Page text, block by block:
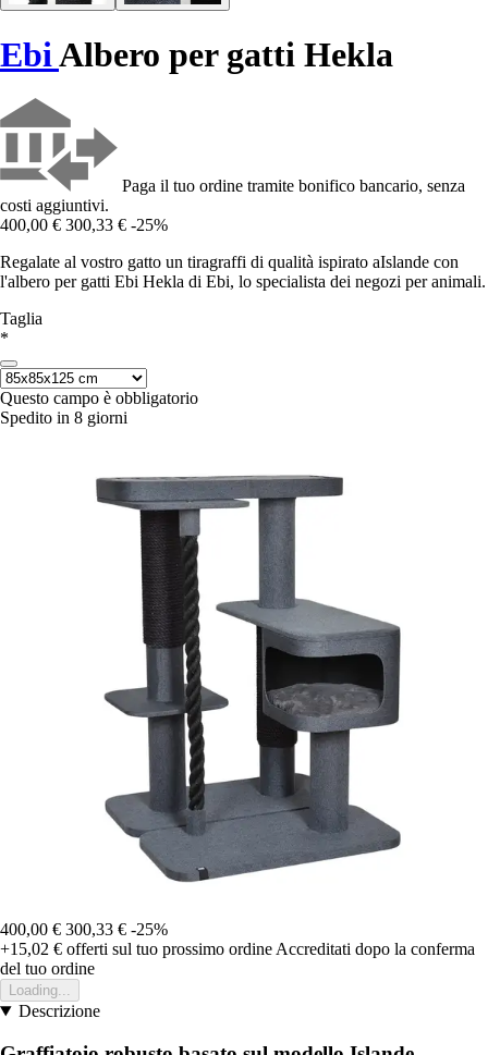
EbiAlbero per gatti Hekla
Paga il tuo ordine tramite bonifico bancario, senza
costi aggiuntivi.
400,00 € 300,33 € -25%
Regalate al vostro gatto un tiragraffi di qualità ispirato aIslande con
l'albero per gatti Ebi Hekla di Ebi, lo specialista dei negozi per animali.
Taglia
*
Questo campo è obbligatorio
Spedito in 8 giorni
400,00 € 300,33 € -25%
+15,02 € offerti sul tuo prossimo ordine Accreditati dopo la conferma
del tuo ordine
Loading...
Descrizione